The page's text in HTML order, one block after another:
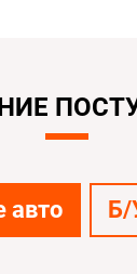
авто Б/